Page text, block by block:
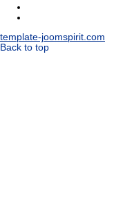
template-joomspirit.com
Back to top